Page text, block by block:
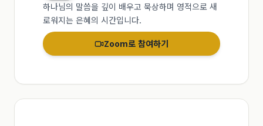
하나님의 말씀을 깊이 배우고 묵상하며 영적으로 새
로워지는 은혜의 시간입니다.
Zoom로 참여하기